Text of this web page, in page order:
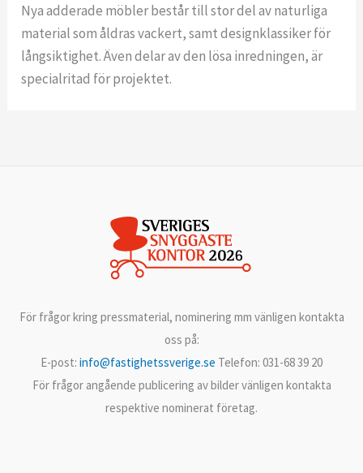
Nya adderade möbler består till stor del av naturliga
material som åldras vackert, samt designklassiker för
långsiktighet. Även delar av den lösa inredningen, är
specialritad för projektet.
För frågor kring pressmaterial, nominering mm vänligen kontakta
oss på:
E-post: info@fastighetssverige.se Telefon: 031-68 39 20
För frågor angående publicering av bilder vänligen kontakta
respektive nominerat företag.